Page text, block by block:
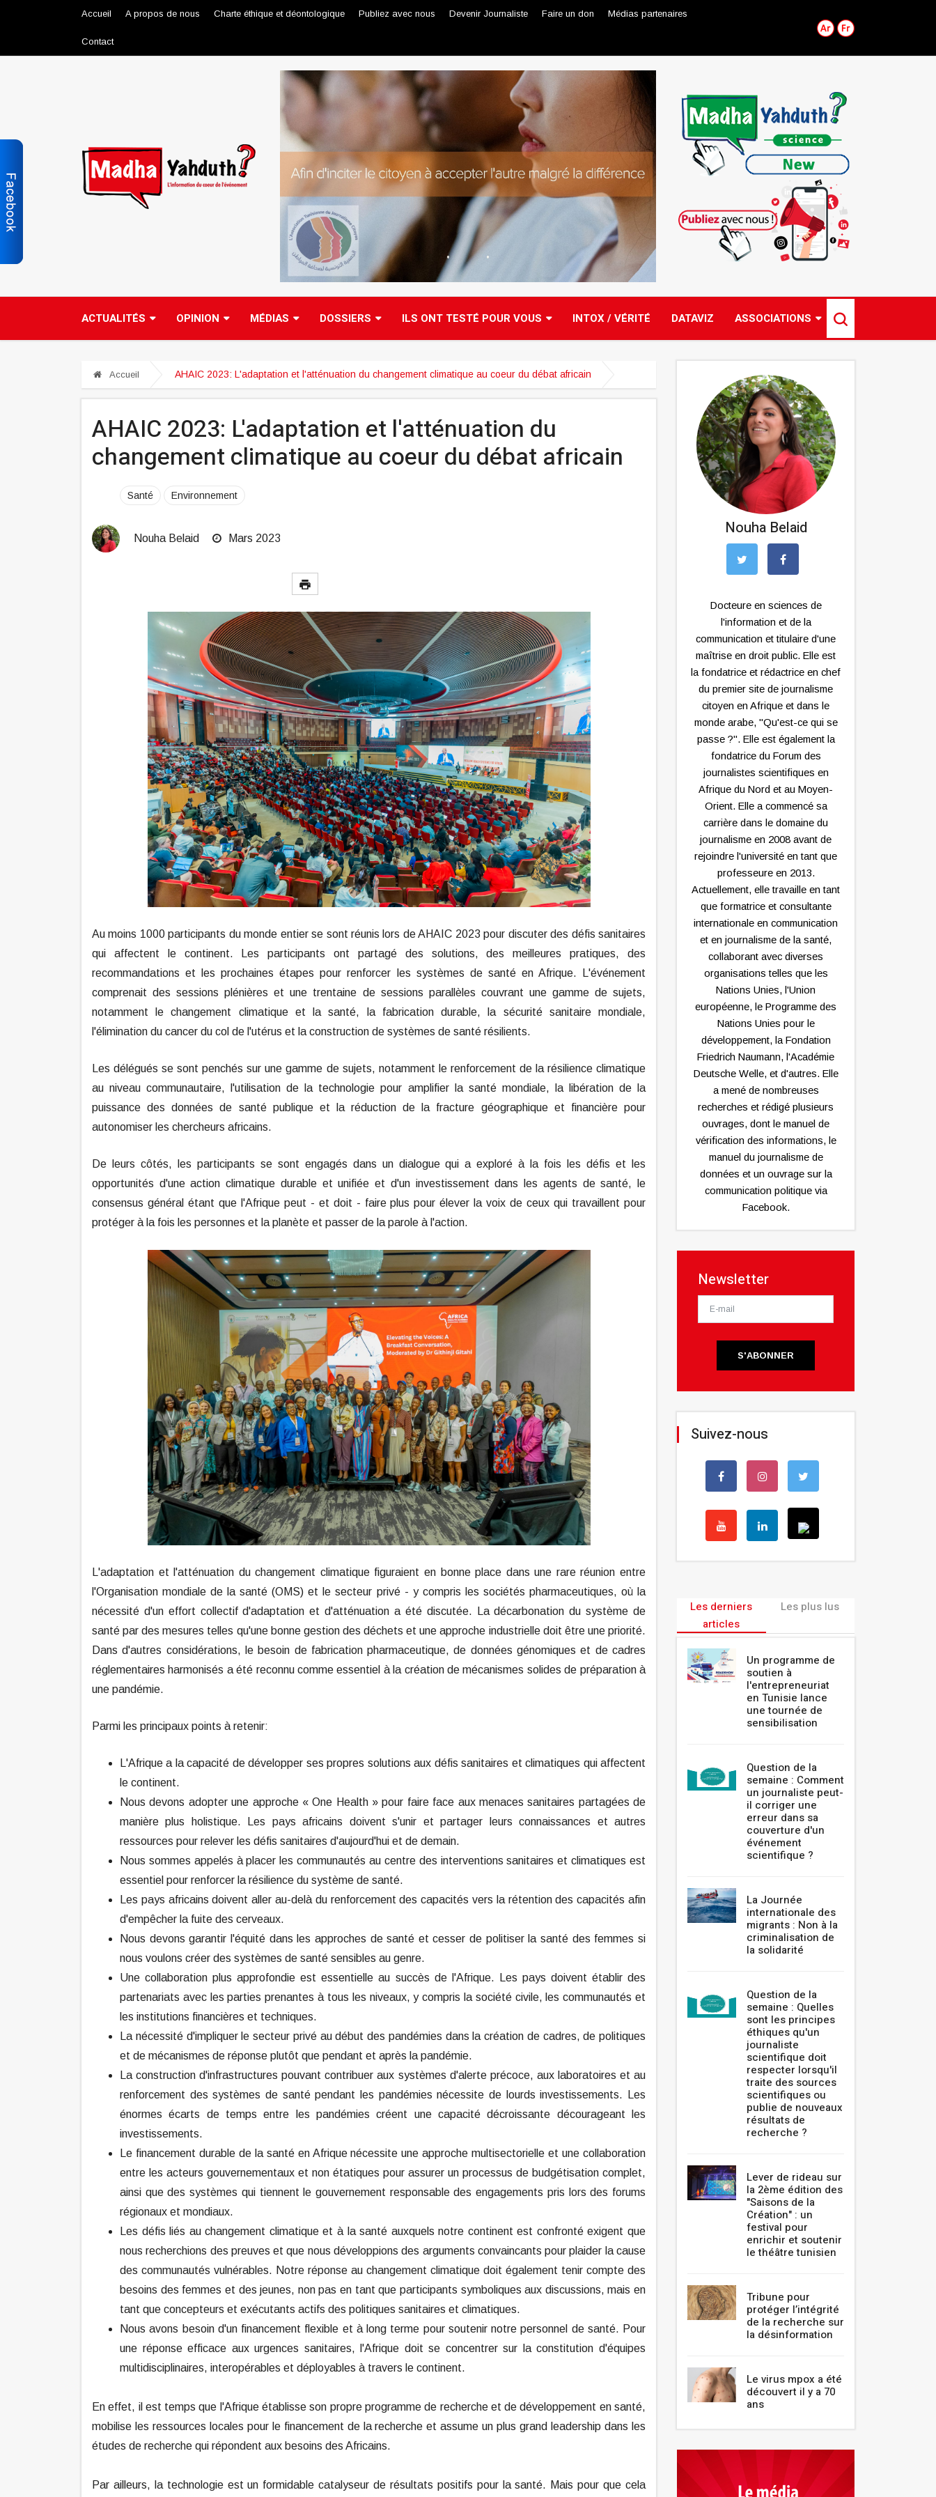
Accueil A propos de nous Charte éthique et déontologique Publiez avec nous Devenir Journaliste
Journaliste citoyen
Faire un don Médias partenaires
Contact
ACTUALITÉS OPINION MÉDIAS DOSSIERS ILS ONT TESTÉ POUR VOUS INTOX / VÉRITÉ DATAVIZ ASSOCIATIONS
Accueil AHAIC 2023: L'adaptation et l'atténuation du changement climatique au coeur du débat africain
AHAIC 2023: L'adaptation et l'atténuation du
changement climatique au coeur du débat africain
Santé Environnement
Nouha Belaid Mars 2023
Au moins 1000 participants du monde entier se sont réunis lors de AHAIC 2023 pour discuter des défis sanitaires
qui affectent le continent. Les participants ont partagé des solutions, des meilleures pratiques, des
recommandations et les prochaines étapes pour renforcer les systèmes de santé en Afrique. L'événement
comprenait des sessions plénières et une trentaine de sessions parallèles couvrant une gamme de sujets,
notamment le changement climatique et la santé, la fabrication durable, la sécurité sanitaire mondiale,
l'élimination du cancer du col de l'utérus et la construction de systèmes de santé résilients.
Les délégués se sont penchés sur une gamme de sujets, notamment le renforcement de la résilience climatique
au niveau communautaire, l'utilisation de la technologie pour amplifier la santé mondiale, la libération de la
puissance des données de santé publique et la réduction de la fracture géographique et financière pour
autonomiser les chercheurs africains.
De leurs côtés, les participants se sont engagés dans un dialogue qui a exploré à la fois les défis et les
opportunités d'une action climatique durable et unifiée et d'un investissement dans les agents de santé, le
consensus général étant que l'Afrique peut - et doit - faire plus pour élever la voix de ceux qui travaillent pour
protéger à la fois les personnes et la planète et passer de la parole à l'action.
L'adaptation et l'atténuation du changement climatique figuraient en bonne place dans une rare réunion entre
l'Organisation mondiale de la santé (OMS) et le secteur privé - y compris les sociétés pharmaceutiques, où la
nécessité d'un effort collectif d'adaptation et d'atténuation a été discutée. La décarbonation du système de
santé par des mesures telles qu'une bonne gestion des déchets et une approche industrielle doit être une priorité.
Dans d'autres considérations, le besoin de fabrication pharmaceutique, de données génomiques et de cadres
réglementaires harmonisés a été reconnu comme essentiel à la création de mécanismes solides de préparation à
une pandémie.
Parmi les principaux points à retenir:
L'Afrique a la capacité de développer ses propres solutions aux défis sanitaires et climatiques qui affectent
le continent.
Nous devons adopter une approche « One Health » pour faire face aux menaces sanitaires partagées de
manière plus holistique. Les pays africains doivent s'unir et partager leurs connaissances et autres
ressources pour relever les défis sanitaires d'aujourd'hui et de demain.
Nous sommes appelés à placer les communautés au centre des interventions sanitaires et climatiques est
essentiel pour renforcer la résilience du système de santé.
Les pays africains doivent aller au-delà du renforcement des capacités vers la rétention des capacités afin
d'empêcher la fuite des cerveaux.
Nous devons garantir l'équité dans les approches de santé et cesser de politiser la santé des femmes si
nous voulons créer des systèmes de santé sensibles au genre.
Une collaboration plus approfondie est essentielle au succès de l'Afrique. Les pays doivent établir des
partenariats avec les parties prenantes à tous les niveaux, y compris la société civile, les communautés et
les institutions financières et techniques.
La nécessité d'impliquer le secteur privé au début des pandémies dans la création de cadres, de politiques
et de mécanismes de réponse plutôt que pendant et après la pandémie.
La construction d'infrastructures pouvant contribuer aux systèmes d'alerte précoce, aux laboratoires et au
renforcement des systèmes de santé pendant les pandémies nécessite de lourds investissements. Les
énormes écarts de temps entre les pandémies créent une capacité décroissante décourageant les
investissements.
Le financement durable de la santé en Afrique nécessite une approche multisectorielle et une collaboration
entre les acteurs gouvernementaux et non étatiques pour assurer un processus de budgétisation complet,
ainsi que des systèmes qui tiennent le gouvernement responsable des engagements pris lors des forums
régionaux et mondiaux.
Les défis liés au changement climatique et à la santé auxquels notre continent est confronté exigent que
nous recherchions des preuves et que nous développions des arguments convaincants pour plaider la cause
des communautés vulnérables. Notre réponse au changement climatique doit également tenir compte des
besoins des femmes et des jeunes, non pas en tant que participants symboliques aux discussions, mais en
tant que concepteurs et exécutants actifs des politiques sanitaires et climatiques.
Nous avons besoin d'un financement flexible et à long terme pour soutenir notre personnel de santé. Pour
une réponse efficace aux urgences sanitaires, l'Afrique doit se concentrer sur la constitution d'équipes
multidisciplinaires, interopérables et déployables à travers le continent.
En effet, il est temps que l'Afrique établisse son propre programme de recherche et de développement en santé,
mobilise les ressources locales pour le financement de la recherche et assume un plus grand leadership dans les
études de recherche qui répondent aux besoins des Africains.
Par ailleurs, la technologie est un formidable catalyseur de résultats positifs pour la santé. Mais pour que cela
Nouha Belaid
Docteure en sciences de
l'information et de la
communication et titulaire d'une
maîtrise en droit public. Elle est
la fondatrice et rédactrice en chef
du premier site de journalisme
citoyen en Afrique et dans le
monde arabe, "Qu'est-ce qui se
passe ?". Elle est également la
fondatrice du Forum des
journalistes scientifiques en
Afrique du Nord et au Moyen-
Orient. Elle a commencé sa
carrière dans le domaine du
journalisme en 2008 avant de
rejoindre l'université en tant que
professeure en 2013.
Actuellement, elle travaille en tant
que formatrice et consultante
internationale en communication
et en journalisme de la santé,
collaborant avec diverses
organisations telles que les
Nations Unies, l'Union
européenne, le Programme des
Nations Unies pour le
développement, la Fondation
Friedrich Naumann, l'Académie
Deutsche Welle, et d'autres. Elle
a mené de nombreuses
recherches et rédigé plusieurs
ouvrages, dont le manuel de
vérification des informations, le
manuel du journalisme de
données et un ouvrage sur la
communication politique via
Facebook.
Newsletter
S'ABONNER
Suivez-nous
Les derniers
articles
Les plus lus
Un programme de
soutien à
l'entrepreneuriat
en Tunisie lance
une tournée de
sensibilisation
Question de la
semaine : Comment
un journaliste peut-
il corriger une
erreur dans sa
couverture d'un
événement
scientifique ?
La Journée
internationale des
migrants : Non à la
criminalisation de
la solidarité
Question de la
semaine : Quelles
sont les principes
éthiques qu'un
journaliste
scientifique doit
respecter lorsqu'il
traite des sources
scientifiques ou
publie de nouveaux
résultats de
recherche ?
Lever de rideau sur
la 2ème édition des
"Saisons de la
Création" : un
festival pour
enrichir et soutenir
le théâtre tunisien
Tribune pour
protéger l’intégrité
de la recherche sur
la désinformation
Le virus mpox a été
découvert il y a 70
ans